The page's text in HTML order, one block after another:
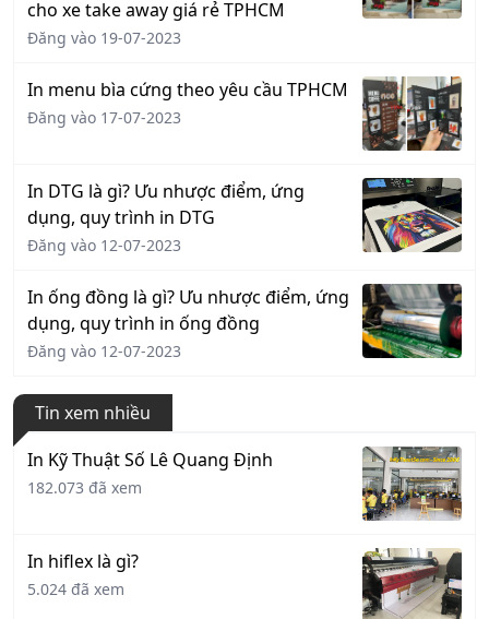
cho xe take away giá rẻ TPHCM
Đăng vào 19-07-2023
In menu bìa cứng theo yêu cầu TPHCM
Đăng vào 17-07-2023
In DTG là gì? Ưu nhược điểm, ứng
dụng, quy trình in DTG
Đăng vào 12-07-2023
In ống đồng là gì? Ưu nhược điểm, ứng
dụng, quy trình in ống đồng
Đăng vào 12-07-2023
Tin xem nhiều
In Kỹ Thuật Số Lê Quang Định
182.073 đã xem
In hiflex là gì?
5.024 đã xem